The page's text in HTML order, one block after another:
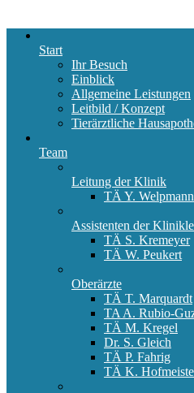
Start
Ihr Besuch
Einblick
Allgemeine Leistungen
Leitbild / Konzept
Tierärztliche
Team
Leitung der Klinik
TÄ Y. Welpmann
Assistenten der
TÄ S. Kremeyer
TÄ W. Peukert
Oberärzte
TÄ T. Marquardt
TA A. Rubio-
TÄ M. Kregel
Dr. S. Gleich
TÄ P. Fahrig
TÄ K.